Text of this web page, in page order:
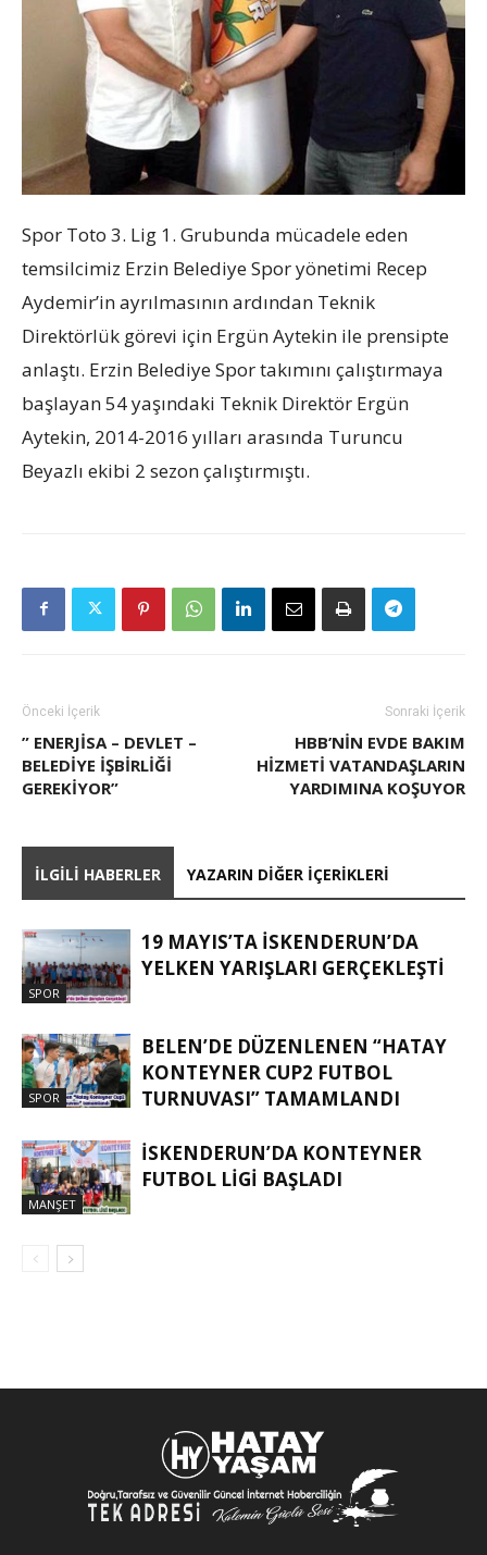
Spor Toto 3. Lig 1. Grubunda mücadele eden
temsilcimiz Erzin Belediye Spor yönetimi Recep
Aydemir’in ayrılmasının ardından Teknik
Direktörlük görevi için Ergün Aytekin ile prensipte
anlaştı. Erzin Belediye Spor takımını çalıştırmaya
başlayan 54 yaşındaki Teknik Direktör Ergün
Aytekin, 2014-2016 yılları arasında Turuncu
Beyazlı ekibi 2 sezon çalıştırmıştı.
Önceki İçerik
” ENERJİSA – DEVLET –
BELEDIYE IŞBIRLIĞI
GEREKIYOR”
Sonraki İçerik
HBB’NİN EVDE BAKIM
HİZMETİ VATANDAŞLARIN
YARDIMINA KOŞUYOR
İLGILI HABERLER YAZARIN DIĞER İÇERIKLERI
SPOR
19 MAYIS’TA İSKENDERUN’DA
YELKEN YARIŞLARI GERÇEKLEŞTI
SPOR
BELEN’DE DÜZENLENEN “HATAY
KONTEYNER CUP2 FUTBOL
TURNUVASI” TAMAMLANDI
MANŞET
İSKENDERUN’DA KONTEYNER
FUTBOL LİGİ BAŞLADI